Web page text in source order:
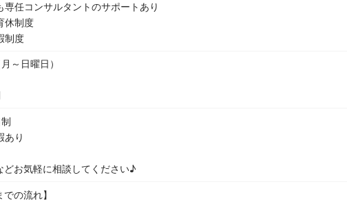
任コンサルタントのサポートあり
休制度
制度
～日曜日）
り
どお気軽に相談してください♪
での流れ】